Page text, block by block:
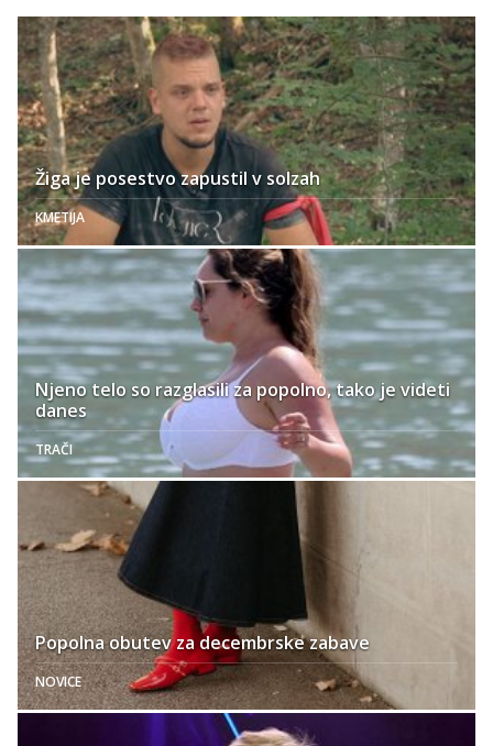
Žiga je posestvo zapustil v solzah
KMETIJA
Njeno telo so razglasili za popolno, tako je videti
danes
TRAČI
Popolna obutev za decembrske zabave
NOVICE